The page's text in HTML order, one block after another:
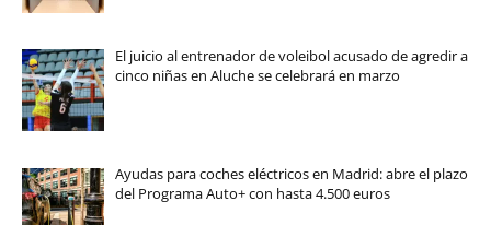
El juicio al entrenador de voleibol acusado de agredir a
cinco niñas en Aluche se celebrará en marzo
Ayudas para coches eléctricos en Madrid: abre el plazo
del Programa Auto+ con hasta 4.500 euros